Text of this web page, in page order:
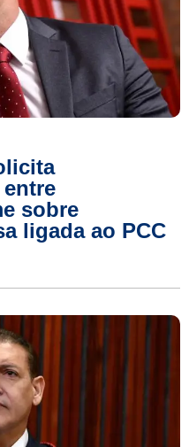
sobre
ligada ao PCC